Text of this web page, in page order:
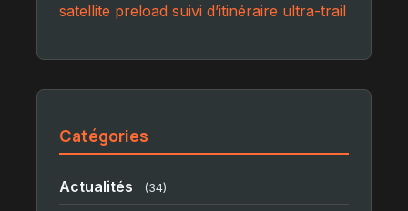
satellite preload suivi d’itinéraire ultra-trail
Catégories
Actualités (34)